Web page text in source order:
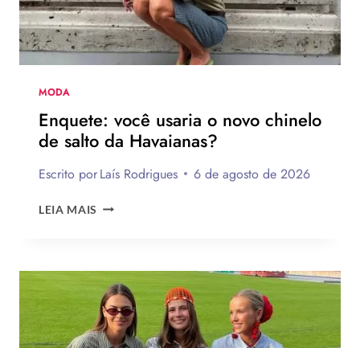
MODA
Enquete: você usaria o novo chinelo
de salto da Havaianas?
Escrito porLaís Rodrigues 6 de agosto de 2026
LEIA MAIS ENQUETE:
NOVO
CHINELO
DE
SALTO
DA